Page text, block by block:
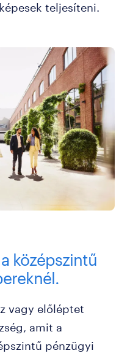
teljesíteni.
középszintű
vagy előléptet
amit a
pénzügyi